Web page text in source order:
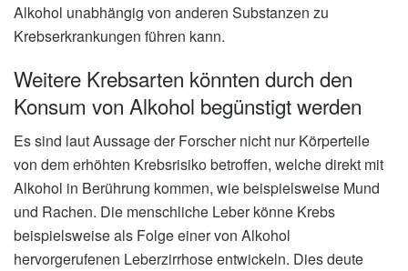
Alkohol unabhängig von anderen Substanzen zu
Krebserkrankungen führen kann.
Weitere Krebsarten könnten durch den
Konsum von Alkohol begünstigt werden
Es sind laut Aussage der Forscher nicht nur Körperteile
von dem erhöhten Krebsrisiko betroffen, welche direkt mit
Alkohol in Berührung kommen, wie beispielsweise Mund
und Rachen. Die menschliche Leber könne Krebs
beispielsweise als Folge einer von Alkohol
hervorgerufenen Leberzirrhose entwickeln. Dies deute